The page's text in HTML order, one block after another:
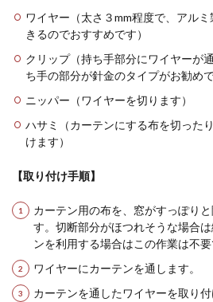
ワイヤー（太さ３mm程度で、アル
きるのでおすすめです）
クリップ（持ち手部分にワイヤーが
ち手の部分が針金のタイプがお勧めで
ニッパー（ワイヤーを切ります）
ハサミ（カーテンにする布を切った
けます）
【取り付け手順】
カーテン用の布を、窓がすっぽり
す。切断部分がほつれそうな場合
ンを利用する場合はこの作業は不要
ワイヤーにカーテンを通します。
カーテンを通したワイヤーを取り